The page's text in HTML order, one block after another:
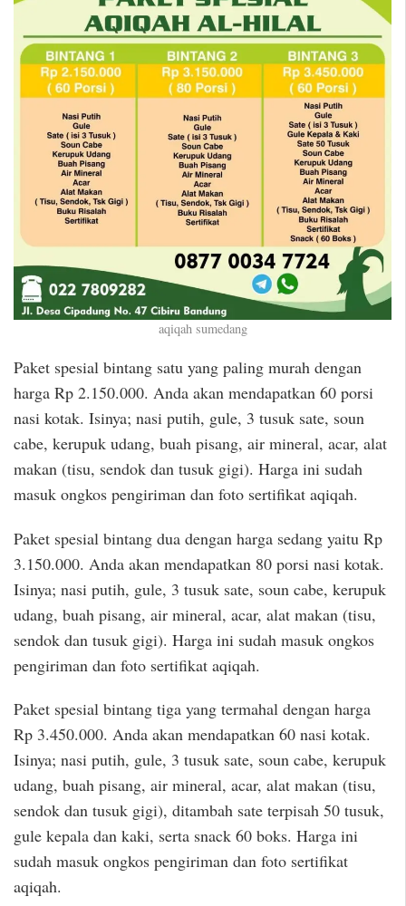
aqiqah sumedang
Paket spesial bintang satu yang paling murah dengan
harga Rp 2.150.000. Anda akan mendapatkan 60 porsi
nasi kotak. Isinya; nasi putih, gule, 3 tusuk sate, soun
cabe, kerupuk udang, buah pisang, air mineral, acar, alat
makan (tisu, sendok dan tusuk gigi). Harga ini sudah
masuk ongkos pengiriman dan foto sertifikat aqiqah.
Paket spesial bintang dua dengan harga sedang yaitu Rp
3.150.000. Anda akan mendapatkan 80 porsi nasi kotak.
Isinya; nasi putih, gule, 3 tusuk sate, soun cabe, kerupuk
udang, buah pisang, air mineral, acar, alat makan (tisu,
sendok dan tusuk gigi). Harga ini sudah masuk ongkos
pengiriman dan foto sertifikat aqiqah.
Paket spesial bintang tiga yang termahal dengan harga
Rp 3.450.000. Anda akan mendapatkan 60 nasi kotak.
Isinya; nasi putih, gule, 3 tusuk sate, soun cabe, kerupuk
udang, buah pisang, air mineral, acar, alat makan (tisu,
sendok dan tusuk gigi), ditambah sate terpisah 50 tusuk,
gule kepala dan kaki, serta snack 60 boks. Harga ini
sudah masuk ongkos pengiriman dan foto sertifikat
aqiqah.